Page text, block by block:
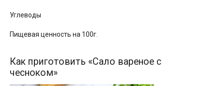
Углеводы
Пищевая ценность на 100г.
Как приготовить «Сало вареное с
чесноком»